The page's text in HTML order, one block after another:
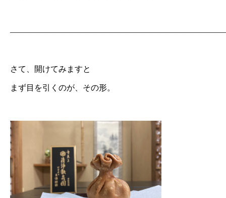
さて、開けてみますと
まず目を引くのが、その形。